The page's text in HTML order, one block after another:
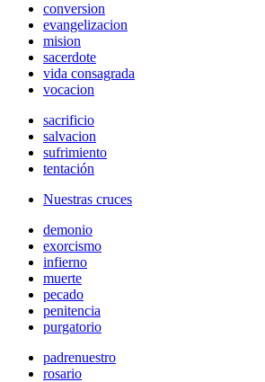
conversion
evangelizacion
mision
sacerdote
vida consagrada
vocacion
sacrificio
salvacion
sufrimiento
tentación
Nuestras cruces
demonio
exorcismo
infierno
muerte
pecado
penitencia
purgatorio
padrenuestro
rosario